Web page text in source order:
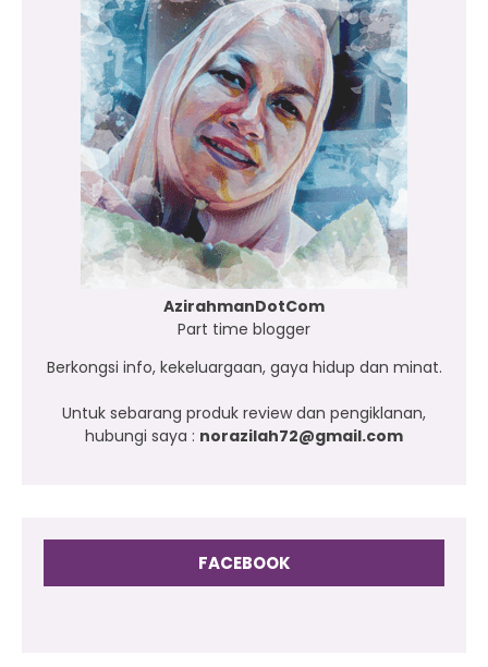
AzirahmanDotCom
Part time blogger
Berkongsi info, kekeluargaan, gaya hidup dan minat.
Untuk sebarang produk review dan pengiklanan,
hubungi saya : norazilah72@gmail.com
FACEBOOK